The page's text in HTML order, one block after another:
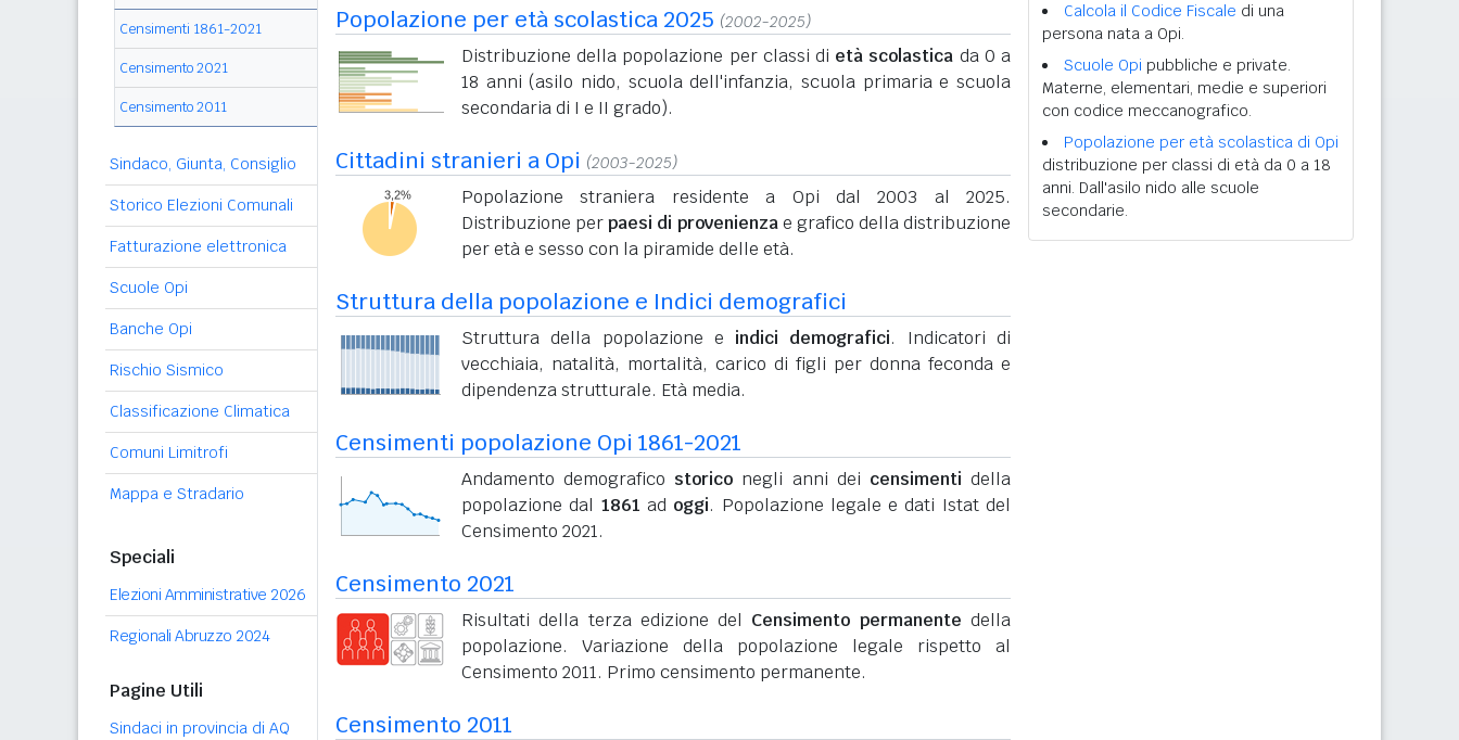
Censimenti 1861-2021
Censimento 2021
Censimento 2011
Sindaco, Giunta, Consiglio
Storico Elezioni Comunali
Fatturazione elettronica
Scuole Opi
Banche Opi
Rischio Sismico
Classificazione Climatica
Comuni Limitrofi
Mappa e Stradario
Speciali
Elezioni Amministrative 2026
Regionali Abruzzo 2024
Pagine Utili
Sindaci in provincia di AQ
Popolazione per età scolastica 2025 (2002-2025)
Distribuzione della popolazione per classi di età scolastica da 0 a
18 anni (asilo nido, scuola dell'infanzia, scuola primaria e scuola
secondaria di I e II grado).
Cittadini stranieri a Opi (2003-2025)
Popolazione straniera residente a Opi dal 2003 al 2025.
Distribuzione perpaesi di provenienzae grafico della distribuzione
per età e sesso con la piramide delle età.
Struttura della popolazione e Indici demografici
Struttura della popolazione e indici demografici. Indicatori di
vecchiaia, natalità, mortalità, carico di figli per donna feconda e
dipendenza strutturale. Età media.
Censimenti popolazione Opi 1861-2021
Andamento demografico storico negli anni dei censimenti della
popolazione dal 1861 ad oggi. Popolazione legale e dati Istat del
Censimento 2021.
Censimento 2021
Risultati della terza edizione del Censimento permanente della
popolazione. Variazione della popolazione legale rispetto al
Censimento 2011. Primo censimento permanente.
Censimento 2011
Calcola il Codice Fiscale di una
persona nata a Opi.
Scuole Opi pubbliche e private.
Materne, elementari, medie e superiori
con codice meccanografico.
Popolazione per età scolastica di Opi
distribuzione per classi di età da 0 a 18
anni. Dall'asilo nido alle scuole
secondarie.